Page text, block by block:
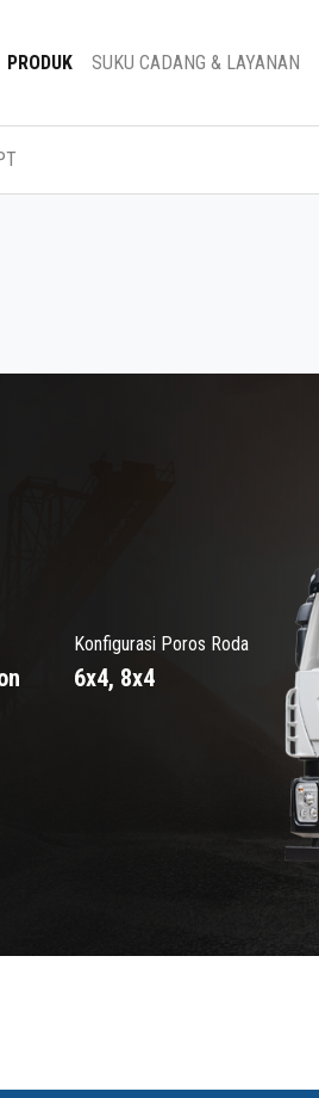
PRODUK SUKU CADANG & LAYANAN
Konfigurasi Poros Roda
6x4, 8x4